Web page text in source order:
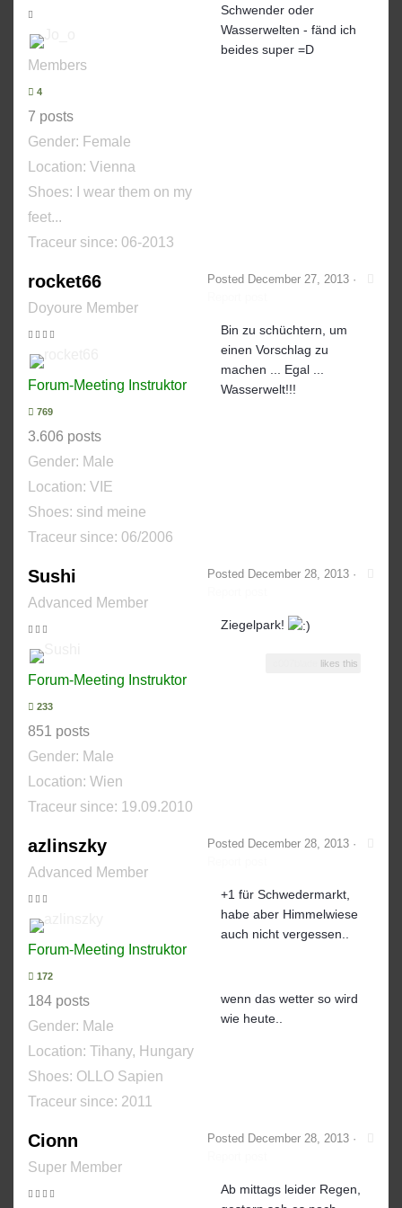
Members
4
7 posts
Gender: Female
Location: Vienna
Shoes:
I wear them on my
feet...
Traceur since: 06-2013
Schwender oder
Wasserwelten - fänd ich
beides super =D
rocket66
Doyoure Member
Forum-Meeting Instruktor
769
3.606 posts
Gender: Male
Location: VIE
Shoes: sind meine
Traceur since: 06/2006
Posted December 27, 2013 ·
Bin zu schüchtern, um
einen Vorschlag zu
machen ... Egal ...
Wasserwelt!!!
Sushi
Advanced Member
Forum-Meeting Instruktor
233
851 posts
Gender: Male
Location: Wien
Traceur since: 19.09.2010
Posted December 28, 2013 ·
Ziegelpark!
likes this
azlinszky
Advanced Member
Forum-Meeting Instruktor
172
184 posts
Gender: Male
Location: Tihany, Hungary
Shoes: OLLO Sapien
Traceur since: 2011
Posted December 28, 2013 ·
+1 für Schwedermarkt,
habe aber Himmelwiese
auch nicht vergessen..
wenn das wetter so wird
wie heute..
Cionn
Super Member
Posted December 28, 2013 ·
Ab mittags leider Regen,